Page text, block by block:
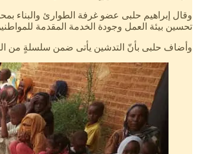
وقال إبراهيم حلبى عضو غرفة الطوارئ والبناء
تحسين بيئة العمل وجودة الخدمة المقدمة
وأضاف حلبى بأنّ التدشين يأتى ضمن سلسلةٍ من